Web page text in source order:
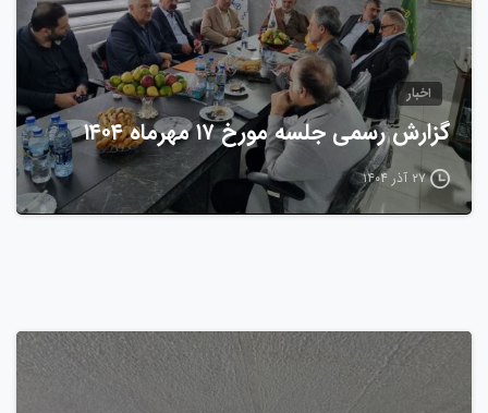
اخبار
گزارش رسمی جلسه مورخ ۱۷ مهرماه ۱۴۰۴
۲۷ آذر ۱۴۰۴
0